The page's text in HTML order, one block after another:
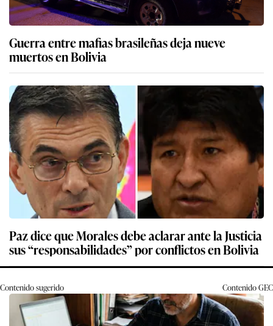
Guerra entre mafias brasileñas deja nueve
muertos en Bolivia
Paz dice que Morales debe aclarar ante la Justicia
sus “responsabilidades” por conflictos en Bolivia
Contenido sugerido ContenidoGEC